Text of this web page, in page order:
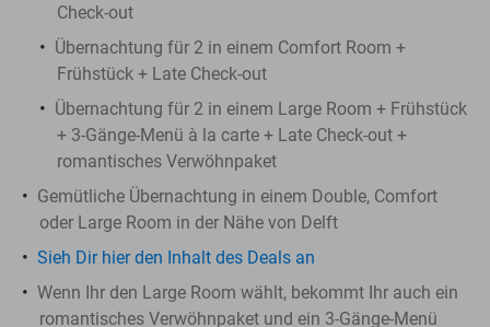
Check-out
Übernachtung für 2 in einem Comfort Room +
Frühstück + Late Check-out
Übernachtung für 2 in einem Large Room + Frühstück
+ 3-Gänge-Menü à la carte + Late Check-out +
romantisches Verwöhnpaket
Gemütliche Übernachtung in einem Double, Comfort
oder Large Room in der Nähe von Delft
Sieh Dir hier den Inhalt des Deals an
Wenn Ihr den Large Room wählt, bekommt Ihr auch ein
romantisches Verwöhnpaket und ein 3-Gänge-Menü